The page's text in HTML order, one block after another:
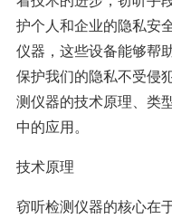
护个人和企业的隐私安
仪器，这些设备能够帮
保护我们的隐私不受侵
测仪器的技术原理、类
中的应用。
技术原理
窃听检测仪器的核心在